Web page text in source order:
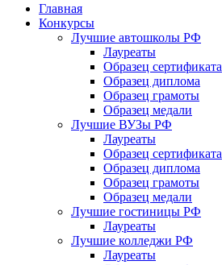
Главная
Конкурсы
Лучшие автошколы РФ
Лауреаты
Образец сертификата
Образец диплома
Образец грамоты
Образец медали
Лучшие ВУЗы РФ
Лауреаты
Образец сертификата
Образец диплома
Образец грамоты
Образец медали
Лучшие гостиницы РФ
Лауреаты
Лучшие колледжи РФ
Лауреаты